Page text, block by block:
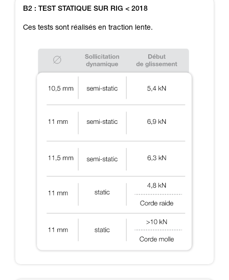
B2 : TEST STATIQUE SUR RIG < 2018
Ces tests sont réalisés en traction lente.